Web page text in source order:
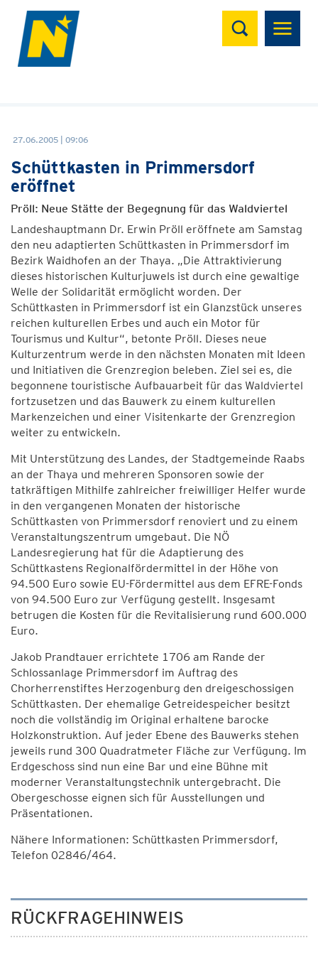
Suchen
27.06.2005 | 09:06
Schüttkasten in Primmersdorf
eröffnet
Pröll: Neue Stätte der Begegnung für das Waldviertel
Landeshauptmann Dr. Erwin Pröll eröffnete am Samstag
den neu adaptierten Schüttkasten in Primmersdorf im
Bezirk Waidhofen an der Thaya. „Die Attraktivierung
dieses historischen Kulturjuwels ist durch eine gewaltige
Welle der Solidarität ermöglicht worden. Der
Schüttkasten in Primmersdorf ist ein Glanzstück unseres
reichen kulturellen Erbes und auch ein Motor für
Tourismus und Kultur“, betonte Pröll. Dieses neue
Kulturzentrum werde in den nächsten Monaten mit Ideen
und Initiativen die Grenzregion beleben. Ziel sei es, die
begonnene touristische Aufbauarbeit für das Waldviertel
fortzusetzen und das Bauwerk zu einem kulturellen
Markenzeichen und einer Visitenkarte der Grenzregion
weiter zu entwickeln.
Mit Unterstützung des Landes, der Stadtgemeinde Raabs
an der Thaya und mehreren Sponsoren sowie der
tatkräftigen Mithilfe zahlreicher freiwilliger Helfer wurde
in den vergangenen Monaten der historische
Schüttkasten von Primmersdorf renoviert und zu einem
Veranstaltungszentrum umgebaut. Die NÖ
Landesregierung hat für die Adaptierung des
Schüttkastens Regionalfördermittel in der Höhe von
94.500 Euro sowie EU-Fördermittel aus dem EFRE-Fonds
von 94.500 Euro zur Verfügung gestellt. Insgesamt
betrugen die Kosten für die Revitalisierung rund 600.000
Euro.
Jakob Prandtauer errichtete 1706 am Rande der
Schlossanlage Primmersdorf im Auftrag des
Chorherrenstiftes Herzogenburg den dreigeschossigen
Schüttkasten. Der ehemalige Getreidespeicher besitzt
noch die vollständig im Original erhaltene barocke
Holzkonstruktion. Auf jeder Ebene des Bauwerks stehen
jeweils rund 300 Quadratmeter Fläche zur Verfügung. Im
Erdgeschoss sind nun eine Bar und eine Bühne mit
moderner Veranstaltungstechnik untergebracht. Die
Obergeschosse eignen sich für Ausstellungen und
Präsentationen.
Nähere Informationen: Schüttkasten Primmersdorf,
Telefon 02846/464.
RÜCKFRAGEHINWEIS